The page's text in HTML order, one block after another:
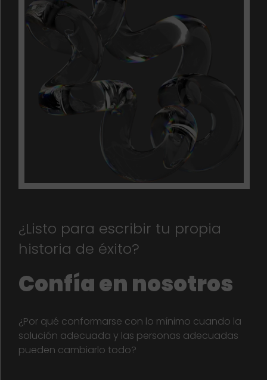
¿Listo para escribir tu propia
historia de éxito?
Confía en nosotros
¿Por qué conformarse con lo mínimo cuando la
solución adecuada y las personas adecuadas
pueden cambiarlo todo?